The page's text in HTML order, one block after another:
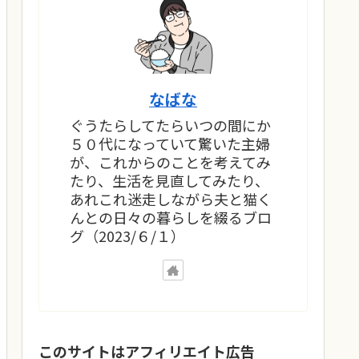
なばな
ぐうたらしてたらいつの間にか
５０代になっていて驚いた主婦
が、これからのことを考えてみ
たり、生活を見直してみたり、
あれこれ迷走しながら夫と猫く
んとの日々の暮らしを綴るブロ
グ（2023/６/１）
このサイトはアフィリエイト広告